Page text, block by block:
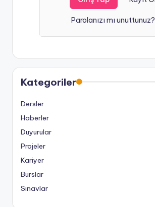
Parolanızı mı unuttunuz?
Kategoriler
Dersler
Haberler
Duyurular
Projeler
Kariyer
Burslar
Sınavlar